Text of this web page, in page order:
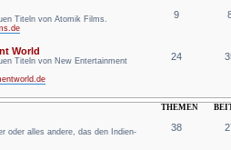
Titeln von Atomik Films.
9
World
Titeln von New Entertainment
24
THEMEN
oder alles andere, das den Indien-
38